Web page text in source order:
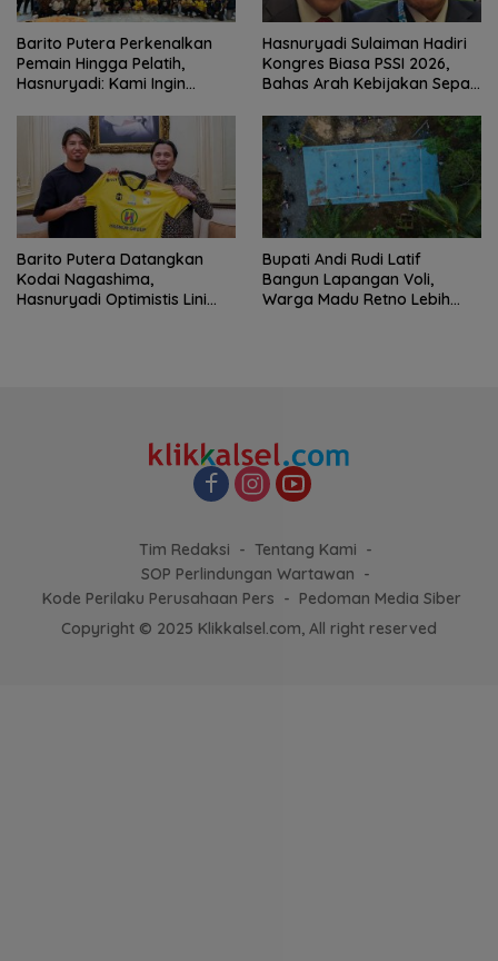
Barito Putera Perkenalkan
Pemain Hingga Pelatih,
Hasnuryadi: Kami Ingin
Hasnuryadi Sulaiman Hadiri
Kongres Biasa PSSI 2026,
Bahas Arah Kebijakan Sepak
Barito Putera Datangkan
Kodai Nagashima,
Hasnuryadi Optimistis Lini
Bupati Andi Rudi Latif
Bangun Lapangan Voli,
Warga Madu Retno Lebih
Tim Redaksi
Tentang Kami
SOP Perlindungan Wartawan
Kode Perilaku Perusahaan Pers
Pedoman Media Siber
Copyright © 2025 Klikkalsel.com, All right reserved